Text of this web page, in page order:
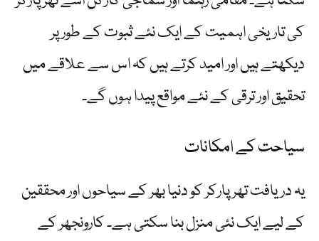
کی تاریخی اہمیت کے ایک نئے ثبوت کے طور پر
دیکھتے ہیں اور امید کرتے ہیں کہ اس سے علاقے میں
تحقیق اور ترقی کے نئے مواقع پیدا ہوں گے۔
سیاحت کے امکانات
یہ دریافت تھرپارکر کو دنیا بھر کے سیاحوں اور محققین
کے لیے ایک نئی منزل بنا سکتی ہے۔ کارونجھر کے